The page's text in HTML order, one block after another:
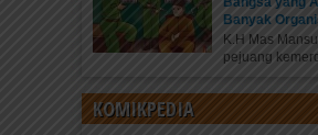
Banyak
K.H Mas
pejuang
KOMIKPEDIA